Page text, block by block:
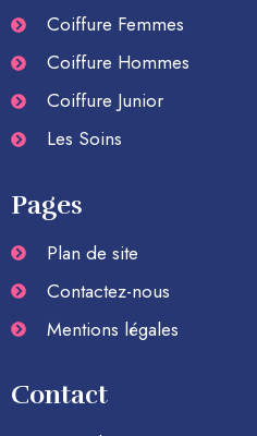
Coiffure Femmes
Coiffure Hommes
Coiffure Junior
Les Soins
Pages
Plan de site
Contactez-nous
Mentions légales
Contact